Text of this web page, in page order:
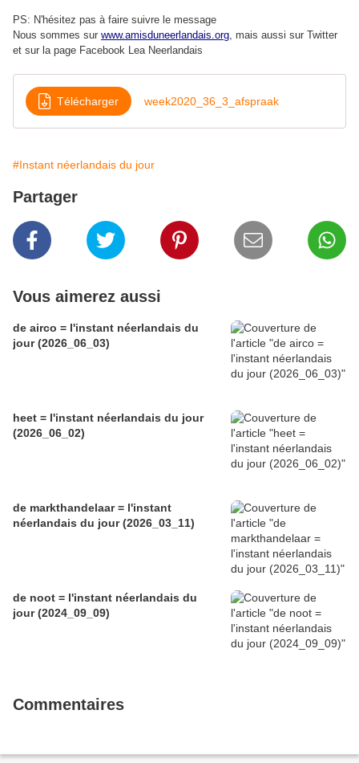
PS: N'hésitez pas à faire suivre le message
Nous sommes sur www.amisduneerlandais.org, mais aussi sur Twitter
et sur la page Facebook Lea Neerlandais
Télécharger week2020_36_3_afspraak
#Instant néerlandais du jour
Partager
Vous aimerez aussi
de airco = l'instant néerlandais du
jour (2026_06_03)
heet = l'instant néerlandais du jour
(2026_06_02)
de markthandelaar = l'instant
néerlandais du jour (2026_03_11)
de noot = l'instant néerlandais du
jour (2024_09_09)
Commentaires